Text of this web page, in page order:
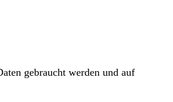
gebraucht werden und auf